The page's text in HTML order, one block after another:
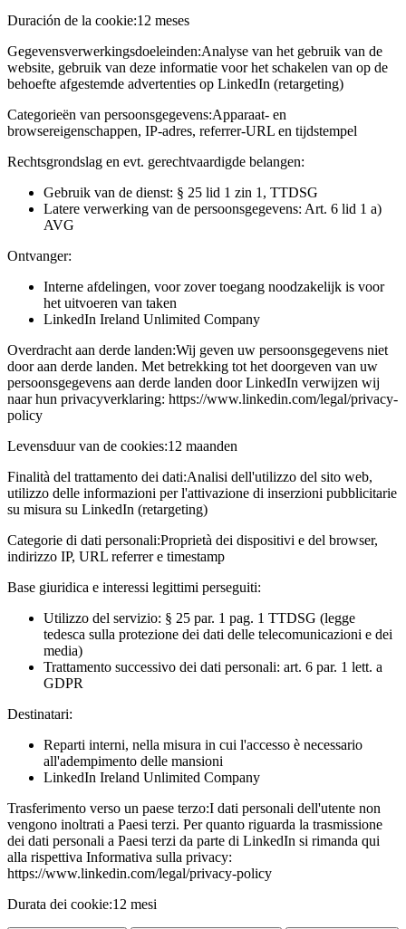
Duración de la cookie:12 meses
Gegevensverwerkingsdoeleinden:Analyse van het gebruik van de
website, gebruik van deze informatie voor het schakelen van op de
behoefte afgestemde advertenties op LinkedIn (retargeting)
Categorieën van persoonsgegevens:Apparaat- en
browsereigenschappen, IP-adres, referrer-URL en tijdstempel
Rechtsgrondslag en evt. gerechtvaardigde belangen:
Gebruik van de dienst: § 25 lid 1 zin 1, TTDSG
Latere verwerking van de persoonsgegevens: Art. 6 lid 1 a)
AVG
Ontvanger:
Interne afdelingen, voor zover toegang noodzakelijk is voor
het uitvoeren van taken
LinkedIn Ireland Unlimited Company
Overdracht aan derde landen:Wij geven uw persoonsgegevens niet
door aan derde landen. Met betrekking tot het doorgeven van uw
persoonsgegevens aan derde landen door LinkedIn verwijzen wij
naar hun privacyverklaring: https://www.linkedin.com/legal/privacy-
policy
Levensduur van de cookies:12 maanden
Finalità del trattamento dei dati:Analisi dell'utilizzo del sito web,
utilizzo delle informazioni per l'attivazione di inserzioni pubblicitarie
su misura su LinkedIn (retargeting)
Categorie di dati personali:Proprietà dei dispositivi e del browser,
indirizzo IP, URL referrer e timestamp
Base giuridica e interessi legittimi perseguiti:
Utilizzo del servizio: § 25 par. 1 pag. 1 TTDSG (legge
tedesca sulla protezione dei dati delle telecomunicazioni e dei
media)
Trattamento successivo dei dati personali: art. 6 par. 1 lett. a
GDPR
Destinatari:
Reparti interni, nella misura in cui l'accesso è necessario
all'adempimento delle mansioni
LinkedIn Ireland Unlimited Company
Trasferimento verso un paese terzo:I dati personali dell'utente non
vengono inoltrati a Paesi terzi. Per quanto riguarda la trasmissione
dei dati personali a Paesi terzi da parte di LinkedIn si rimanda qui
alla rispettiva Informativa sulla privacy:
https://www.linkedin.com/legal/privacy-policy
Durata dei cookie:12 mesi